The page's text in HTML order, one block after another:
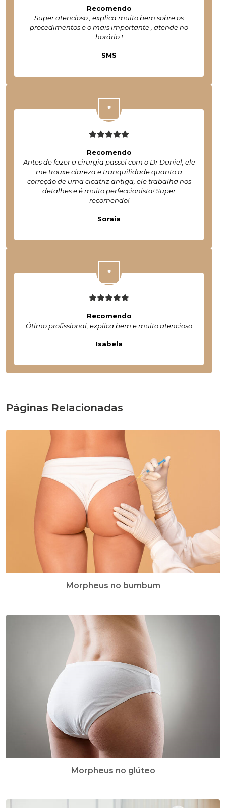
Recomendo
Super atencioso , explica muito bem sobre os
procedimentos e o mais importante , atende no
horário !
SMS
Recomendo
Antes de fazer a cirurgia passei com o Dr Daniel, ele
me trouxe clareza e tranquilidade quanto a
correção de uma cicatriz antiga, ele trabalha nos
detalhes e é muito perfeccionista! Super
recomendo!
Soraia
Recomendo
Ótimo profissional, explica bem e muito atencioso
Isabela
Páginas Relacionadas
Morpheus no bumbum
Morpheus no glúteo